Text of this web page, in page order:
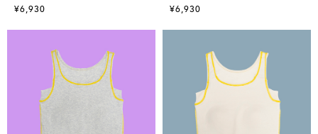
¥6,930
¥6,930